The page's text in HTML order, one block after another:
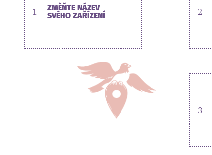
1
ZMĚŇTE NÁZEV
SVÉHO ZAŘÍZENÍ
2
3